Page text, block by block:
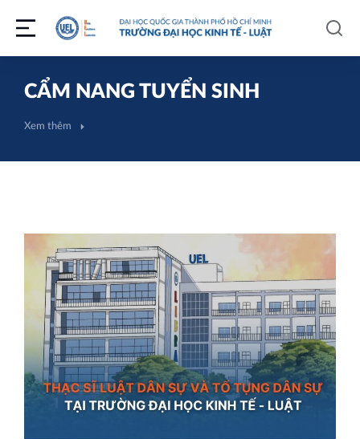
CẨM NANG TUYỂN SINH
Xem thêm